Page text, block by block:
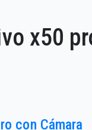
x50
con Cámara